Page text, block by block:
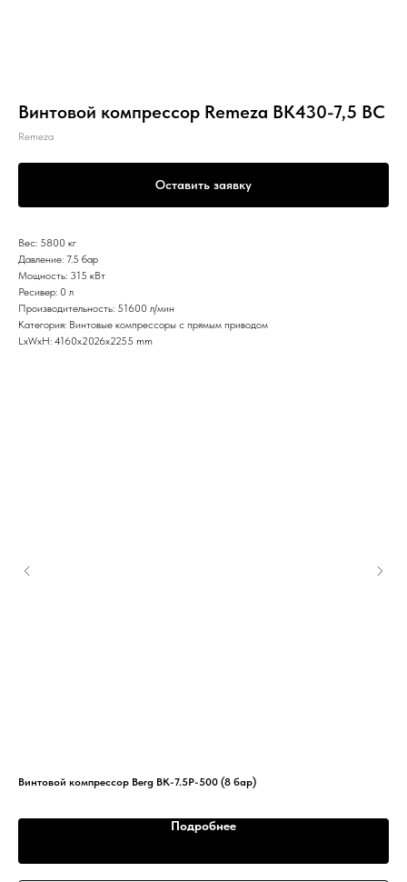
Винтовой компрессор Remeza ВК430-7,5 ВС
Remeza
Оставить заявку
Вес: 5800 кг
Давление: 7.5 бар
Мощность: 315 кВт
Ресивер: 0 л
Производительность: 51600 л/мин
Категория: Винтовые компрессоры с прямым приводом
LxWxH: 4160x2026x2255 mm
Винтовой компрессор Berg ВК-7.5Р-500 (8 бар)
Подробнее